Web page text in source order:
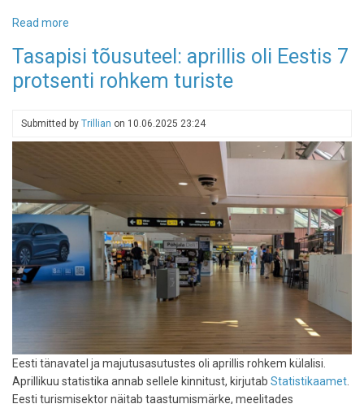
Read more
või
enne
tipus
Tasapisi tõusuteel: aprillis oli Eestis 7
protsenti rohkem turiste
Submitted by Trillian on 10.06.2025 23:24
Eesti tänavatel ja majutusasutustes oli aprillis rohkem külalisi.
Aprillikuu statistika annab sellele kinnitust, kirjutab Statistikaamet
Eesti turismisektor näitab taastumismärke, meelitades